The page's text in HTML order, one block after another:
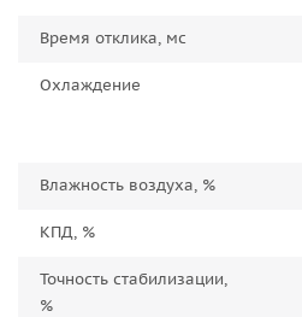
Время отклика, мс
Охлаждение
Влажность воздуха, %
КПД, %
Точность стабилизации,
%